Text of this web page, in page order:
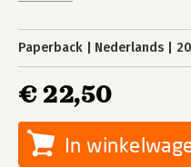
Paperback Nederlands
€ 22,50
In